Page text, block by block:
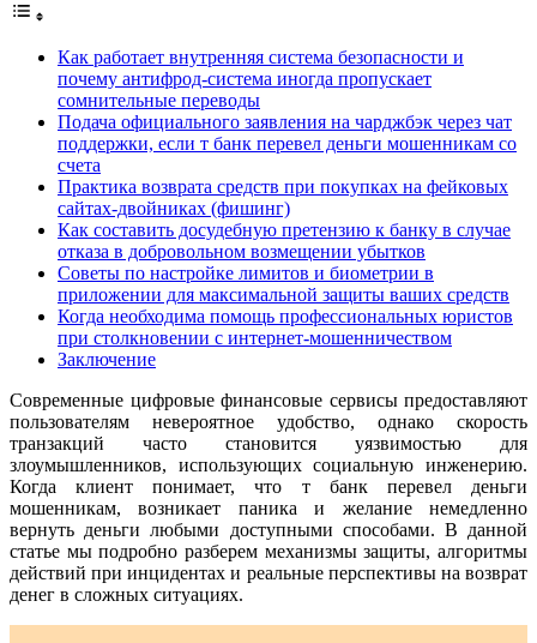
Как работает внутренняя система безопасности и
почему антифрод-система иногда пропускает
сомнительные переводы
Подача официального заявления на чарджбэк через чат
поддержки, если т банк перевел деньги мошенникам со
счета
Практика возврата средств при покупках на фейковых
сайтах-двойниках (фишинг)
Как составить досудебную претензию к банку в случае
отказа в добровольном возмещении убытков
Советы по настройке лимитов и биометрии в
приложении для максимальной защиты ваших средств
Когда необходима помощь профессиональных юристов
при столкновении с интернет-мошенничеством
Заключение
Современные цифровые финансовые сервисы предоставляют
пользователям невероятное удобство, однако скорость
транзакций часто становится уязвимостью для
злоумышленников, использующих социальную инженерию.
Когда клиент понимает, что т банк перевел деньги
мошенникам, возникает паника и желание немедленно
вернуть деньги любыми доступными способами. В данной
статье мы подробно разберем механизмы защиты, алгоритмы
действий при инцидентах и реальные перспективы на возврат
денег в сложных ситуациях.